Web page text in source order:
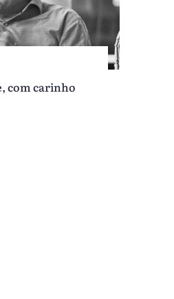
com carinho